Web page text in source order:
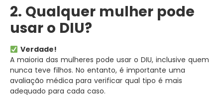
2. Qualquer mulher pode
usar o DIU?
Verdade!
A maioria das mulheres pode usar o DIU, inclusive quem
nunca teve filhos. No entanto, é importante uma
avaliação médica para verificar qual tipo é mais
adequado para cada caso.